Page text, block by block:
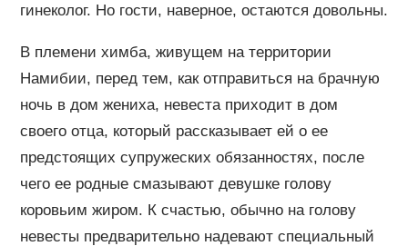
гинеколог. Но гости, наверное, остаются довольны.
В племени химба, живущем на территории
Намибии, перед тем, как отправиться на брачную
ночь в дом жениха, невеста приходит в дом
своего отца, который рассказывает ей о ее
предстоящих супружеских обязанностях, после
чего ее родные смазывают девушке голову
коровьим жиром. К счастью, обычно на голову
невесты предварительно надевают специальный